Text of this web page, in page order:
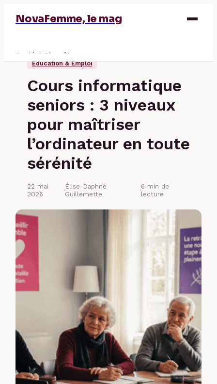
NovaFemme, le mag
Santé & Bien-être
Éducation & Emploi
Cours informatique
seniors : 3 niveaux
pour maîtriser
l’ordinateur en toute
sérénité
22 mai
2026
·Élise-Daphné
Guillemette
·6 min de
lecture